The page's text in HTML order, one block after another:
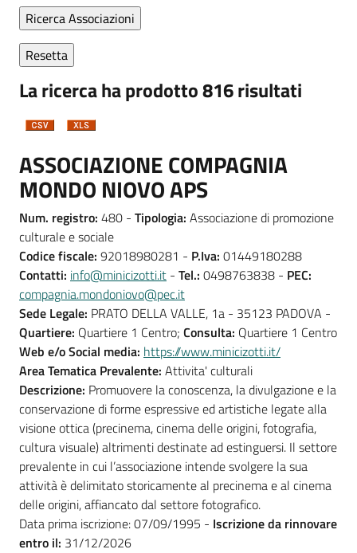
La ricerca ha prodotto 816 risultati
ASSOCIAZIONE COMPAGNIA
MONDO NIOVO APS
Num. registro: 480 - Tipologia: Associazione di promozione
culturale e sociale
Codice fiscale: 92018980281 - P.Iva: 01449180288
Contatti: info@minicizotti.it - Tel.: 0498763838 - PEC:
compagnia.mondoniovo@pec.it
Sede Legale: PRATO DELLA VALLE, 1a - 35123 PADOVA -
Quartiere: Quartiere 1 Centro; Consulta: Quartiere 1 Centro
Web e/o Social media: https://www.minicizotti.it/
Area Tematica Prevalente: Attivita' culturali
Descrizione: Promuovere la conoscenza, la divulgazione e la
conservazione di forme espressive ed artistiche legate alla
visione ottica (precinema, cinema delle origini, fotografia,
cultura visuale) altrimenti destinate ad estinguersi. Il settore
prevalente in cui l’associazione intende svolgere la sua
attività è delimitato storicamente al precinema e al cinema
delle origini, affiancato dal settore fotografico.
Data prima iscrizione: 07/09/1995 - Iscrizione da rinnovare
entro il: 31/12/2026